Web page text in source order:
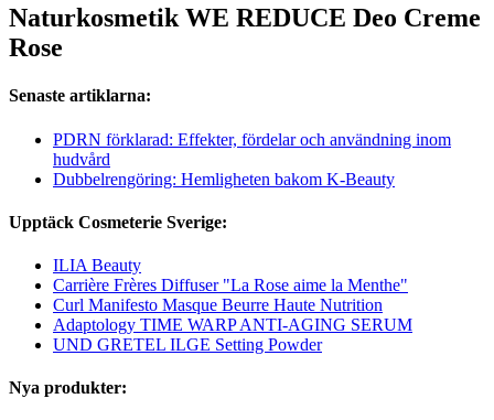
Naturkosmetik WE REDUCE Deo Creme
Rose
Senaste artiklarna:
PDRN förklarad: Effekter, fördelar och användning inom
hudvård
Dubbelrengöring: Hemligheten bakom K-Beauty
Upptäck Cosmeterie Sverige:
ILIA Beauty
Carrière Frères Diffuser "La Rose aime la Menthe"
Curl Manifesto Masque Beurre Haute Nutrition
Adaptology TIME WARP ANTI-AGING SERUM
UND GRETEL ILGE Setting Powder
Nya produkter: